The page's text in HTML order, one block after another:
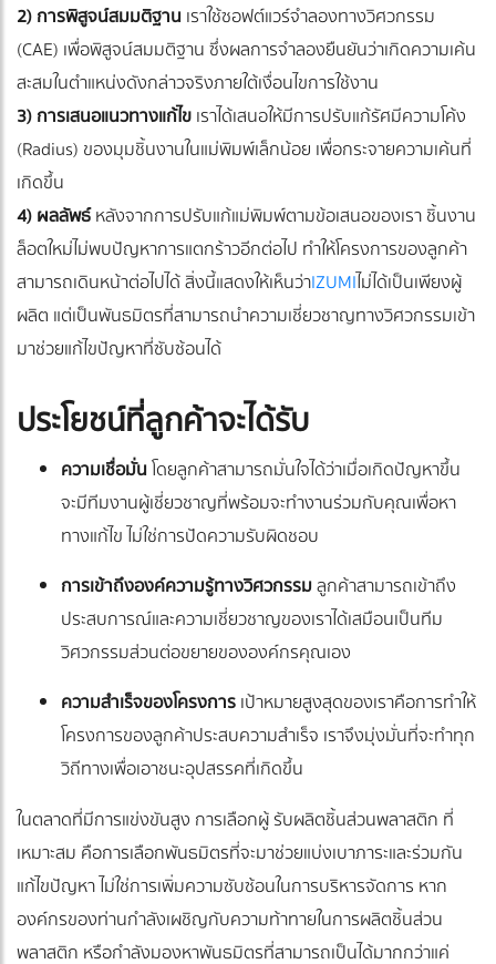
2) การพิสูจน์สมมติฐานเราใช้ซอฟต์แวร์จำลองทางวิศวกรรม
(CAE) เพื่อพิสูจน์สมมติฐาน ซึ่งผลการจำลองยืนยันว่าเกิดความเค้น
สะสมในตำแหน่งดังกล่าวจริงภายใต้เงื่อนไขการใช้งาน
3) การเสนอแนวทางแก้ไขเราได้เสนอให้มีการปรับแก้รัศมีความโค้ง
(Radius) ของมุมชิ้นงานในแม่พิมพ์เล็กน้อย เพื่อกระจายความเค้นที่
เกิดขึ้น
4) ผลลัพธ์หลังจากการปรับแก้แม่พิมพ์ตามข้อเสนอของเรา ชิ้นงาน
ล็อตใหม่ไม่พบปัญหาการแตกร้าวอีกต่อไป ทำให้โครงการของลูกค้า
สามารถเดินหน้าต่อไปได้ สิ่งนี้แสดงให้เห็นว่าIZUMIไม่ได้เป็นเพียงผู้
ผลิต แต่เป็นพันธมิตรที่สามารถนำความเชี่ยวชาญทางวิศวกรรมเข้า
มาช่วยแก้ไขปัญหาที่ซับซ้อนได้
ประโยชน์ที่ลูกค้าจะได้รับ
ความเชื่อมั่นโดยลูกค้าสามารถมั่นใจได้ว่าเมื่อเกิดปัญหาขึ้น
จะมีทีมงานผู้เชี่ยวชาญที่พร้อมจะทำงานร่วมกับคุณเพื่อหา
ทางแก้ไข ไม่ใช่การปัดความรับผิดชอบ
การเข้าถึงองค์ความรู้ทางวิศวกรรมลูกค้าสามารถเข้าถึง
ประสบการณ์และความเชี่ยวชาญของเราได้เสมือนเป็นทีม
วิศวกรรมส่วนต่อขยายขององค์กรคุณเอง
ความสำเร็จของโครงการเป้าหมายสูงสุดของเราคือการทำให้
โครงการของลูกค้าประสบความสำเร็จ เราจึงมุ่งมั่นที่จะทำทุก
วิถีทางเพื่อเอาชนะอุปสรรคที่เกิดขึ้น
ในตลาดที่มีการแข่งขันสูง การเลือกผู้ รับผลิตชิ้นส่วนพลาสติก ที่
เหมาะสม คือการเลือกพันธมิตรที่จะมาช่วยแบ่งเบาภาระและร่วมกัน
แก้ไขปัญหา ไม่ใช่การเพิ่มความซับซ้อนในการบริหารจัดการ หาก
องค์กรของท่านกำลังเผชิญกับความท้าทายในการผลิตชิ้นส่วน
พลาสติก หรือกำลังมองหาพันธมิตรที่สามารถเป็นได้มากกว่าแค่